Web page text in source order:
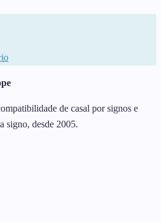
de casal por signos e
signo, desde 2005.